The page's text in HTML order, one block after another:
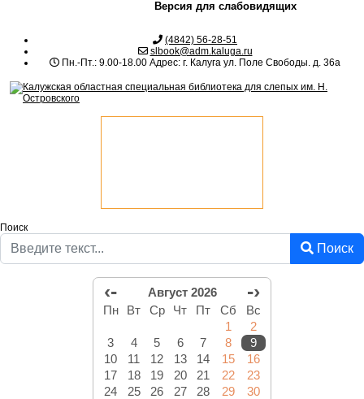
Версия для слабовидящих
(4842) 56-28-51
slbook@adm.kaluga.ru
Пн.-Пт.: 9.00-18.00 Адрес: г. Калуга ул. Поле Свободы. д. 36а
Поиск
Поиск
‹- Август 2026 -›
Пн Вт Ср Чт Пт Сб
Вс
1
2
3
4 5 6 7 8
9
10
11 12 13 14 15
16
17
18 19 20 21 22
23
24
25 26 27 28 29
30